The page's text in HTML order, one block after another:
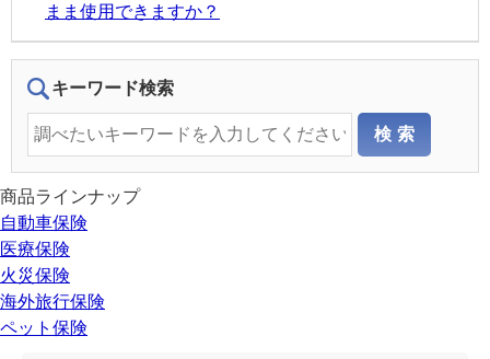
まま使用できますか？
キーワード検索
商品ラインナップ
自動車保険
医療保険
火災保険
海外旅行保険
ペット保険